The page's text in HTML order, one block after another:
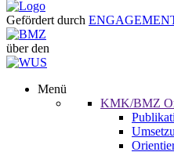
Gefördert durch
über den
Menü
KMK/BMZ